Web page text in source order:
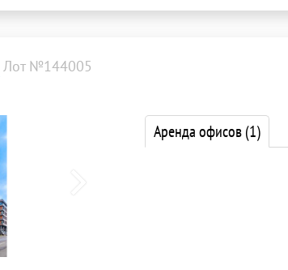
Лот №144005
Аренда офисов(1)